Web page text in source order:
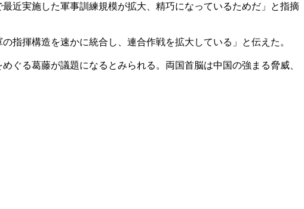
近実施した軍事訓練規模が拡大、精巧になっているためだ」と指摘
指揮構造を速かに統合し、連合作戦を拡大している」と伝えた。
ぐる葛藤が議題になるとみられる。両国首脳は中国の強まる脅威、